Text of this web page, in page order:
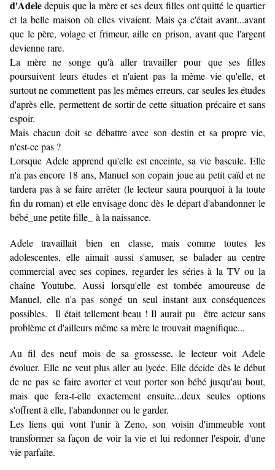
d'Adeledepuis que la mère et ses deux filles ont quitté le quartier
et la belle maison où elles vivaient. Mais ça c'était avant...avant
que le père, volage et frimeur, aille en prison, avant que l'argent
devienne rare.
La mère ne songe qu'à aller travailler pour que ses filles
poursuivent leurs études et n'aient pas la même vie qu'elle, et
surtout ne commettent pas les mêmes erreurs, car seules les études
d'après elle, permettent de sortir de cette situation précaire et sans
espoir.
Mais chacun doit se débattre avec son destin et sa propre vie,
n'est-ce pas ?
Lorsque Adele apprend qu'elle est enceinte, sa vie bascule. Elle
n'a pas encore 18 ans, Manuel son copain joue au petit caïd et ne
tardera pas à se faire arrêter (le lecteur saura pourquoi à la toute
fin du roman) et elle envisage donc dès le départ d'abandonner le
bébé_une petite fille_ à la naissance.
Adele travaillait bien en classe, mais comme toutes les
adolescentes, elle aimait aussi s'amuser, se balader au centre
commercial avec ses copines, regarder les séries à la TV ou la
chaîne Youtube. Aussi lorsqu'elle est tombée amoureuse de
Manuel, elle n'a pas songé un seul instant aux conséquences
possibles. Il était tellement beau ! Il aurait pu être acteur sans
problème et d'ailleurs même sa mère le trouvait magnifique...
Au fil des neuf mois de sa grossesse, le lecteur voit Adele
évoluer. Elle ne veut plus aller au lycée. Elle décide dès le début
de ne pas se faire avorter et veut porter son bébé jusqu'au bout,
mais que fera-t-elle exactement ensuite...deux seules options
s'offrent à elle, l'abandonner ou le garder.
Les liens qui vont l'unir à Zeno, son voisin d'immeuble vont
transformer sa façon de voir la vie et lui redonner l'espoir, d'une
vie parfaite.